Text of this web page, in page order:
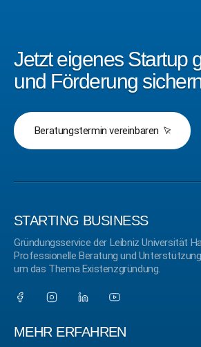
Jetzt eigenes Startup
und Förderung
Beratungstermin vereinbaren
STARTING BUSINESS
Gründungsservice der Leibniz Universität
Professionelle Beratung und
um das Thema Existenzgründung.
MEHR ERFAHREN